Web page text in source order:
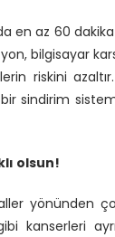
en az 60
bilgisayar
riskini
sindirim
olsun!
yönünden
kanserleri